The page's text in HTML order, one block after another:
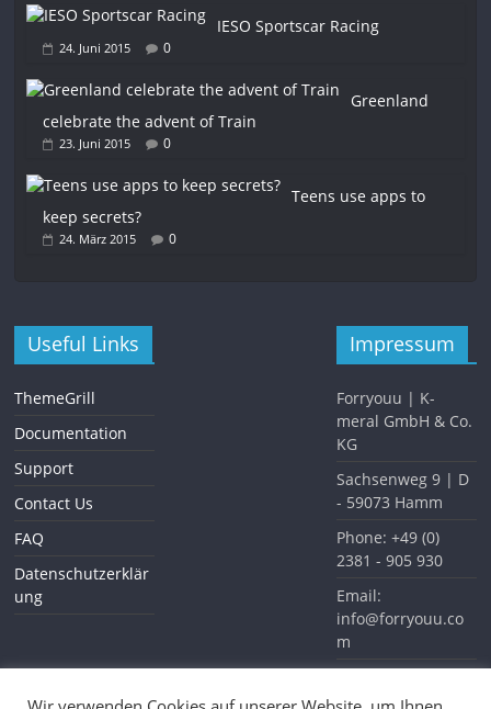
IESO Sportscar Racing
24. Juni 2015 0
Greenland
celebrate the advent of Train
23. Juni 2015 0
Teens use apps to
keep secrets?
24. März 2015 0
Useful Links
ThemeGrill
Documentation
Support
Contact Us
FAQ
Datenschutzerklär
ung
Impressum
Forryouu | K-
meral GmbH & Co.
KG
Sachsenweg 9 | D
- 59073 Hamm
Phone: +49 (0)
2381 - 905 930
Email:
info@forryouu.co
m
www.forryouu.com